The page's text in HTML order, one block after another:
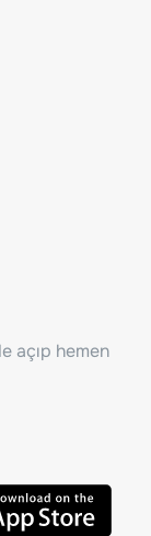
açıp hemen